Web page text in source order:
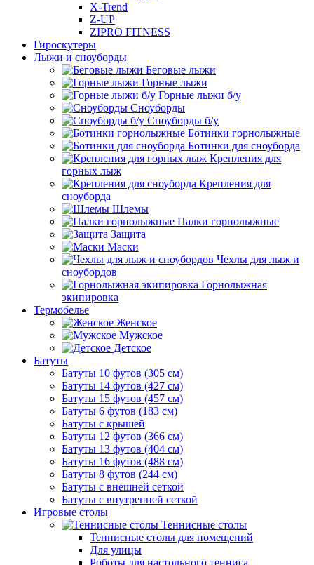
X-Trend
Z-UP
ZIPRO FITNESS
Гироскутеры
Лыжи и сноуборды
Беговые лыжи
Горные лыжи
Горные лыжи б/у
Сноуборды
Сноуборды б/у
Ботинки горнолыжные
Ботинки для сноуборда
Крепления для
горных лыж
Крепления для
сноуборда
Шлемы
Палки горнолыжные
Защита
Маски
Чехлы для лыж и
сноубордов
Горнолыжная
экипировка
Термобелье
Женское
Мужское
Детское
Батуты
Батуты 10 футов (305 см)
Батуты 14 футов (427 см)
Батуты 15 футов (457 см)
Батуты 6 футов (183 см)
Батуты с крышей
Батуты 12 футов (366 см)
Батуты 13 футов (404 см)
Батуты 16 футов (488 см)
Батуты 8 футов (244 см)
Батуты с внешней сеткой
Батуты с внутренней сеткой
Игровые столы
Теннисные столы
Теннисные столы для помещений
Для улицы
Роботы для настольного тенниса